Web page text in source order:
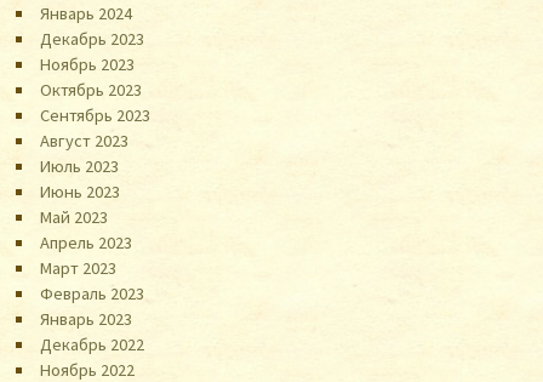
Январь 2024
Декабрь 2023
Ноябрь 2023
Октябрь 2023
Сентябрь 2023
Август 2023
Июль 2023
Июнь 2023
Май 2023
Апрель 2023
Март 2023
Февраль 2023
Январь 2023
Декабрь 2022
Ноябрь 2022